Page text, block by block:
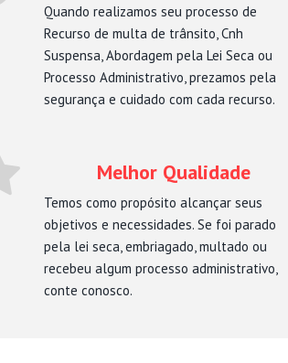
Quando realizamos seu processo de
Recurso de multa de trânsito, Cnh
Suspensa, Abordagem pela Lei Seca ou
Processo Administrativo, prezamos pela
segurança e cuidado com cada recurso.
Melhor Qualidade
Temos como propósito alcançar seus
objetivos e necessidades. Se foi parado
pela lei seca, embriagado, multado ou
recebeu algum processo administrativo,
conte conosco.